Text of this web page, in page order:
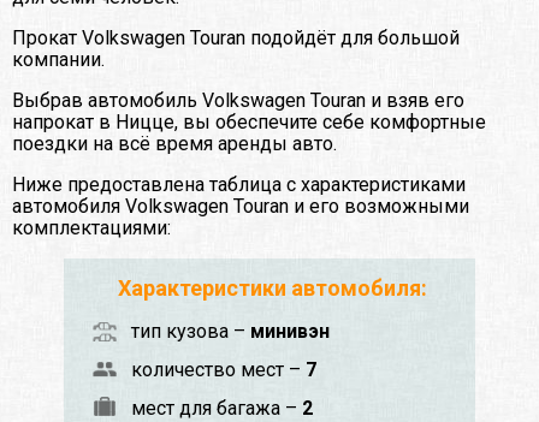
Прокат Volkswagen Touran подойдёт для большой
компании.
Выбрав автомобиль Volkswagen Touran и взяв его
напрокат в Ницце, вы обеспечите себе комфортные
поездки на всё время аренды авто.
Ниже предоставлена таблица с характеристиками
автомобиля Volkswagen Touran и его возможными
комплектациями:
Характеристики автомобиля:
тип кузова – минивэн
количество мест – 7
мест для багажа – 2